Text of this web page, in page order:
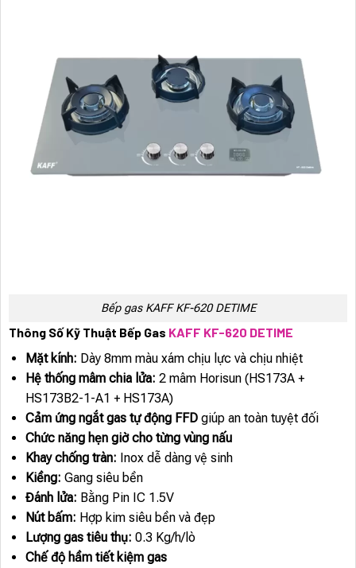
Bếp gas KAFF KF-620 DETIME
Thông Số Kỹ Thuật Bếp Gas KAFF KF-620 DETIME
Mặt kính: Dày 8mm màu xám chịu lực và chịu nhiệt
Hệ thống mâm chia lửa: 2 mâm Horisun (HS173A +
HS173B2-1-A1 + HS173A)
Cảm ứng ngắt gas tự động FFDgiúp an toàn tuyệt đối
Chức năng hẹn giờ cho từng vùng nấu
Khay chống tràn: Inox dễ dàng vệ sinh
Kiềng: Gang siêu bền
Đánh lửa: Bằng Pin IC 1.5V
Nút bấm: Hợp kim siêu bền và đẹp
Lượng gas tiêu thụ: 0.3 Kg/h/lò
Chế độ hầm tiết kiệm gas